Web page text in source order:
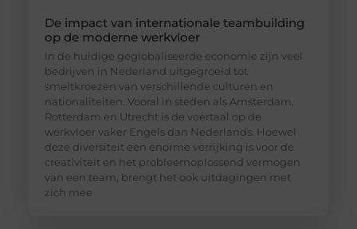
De impact van internationale teambuilding
op de moderne werkvloer
In de huidige geglobaliseerde economie zijn veel
bedrijven in Nederland uitgegroeid tot
smeltkroezen van verschillende culturen en
nationaliteiten. Vooral in steden als Amsterdam,
Rotterdam en Utrecht is de voertaal op de
werkvloer vaker Engels dan Nederlands. Hoewel
deze diversiteit een enorme verrijking is voor de
creativiteit en het probleemoplossend vermogen
van een team, brengt het ook uitdagingen met
zich mee